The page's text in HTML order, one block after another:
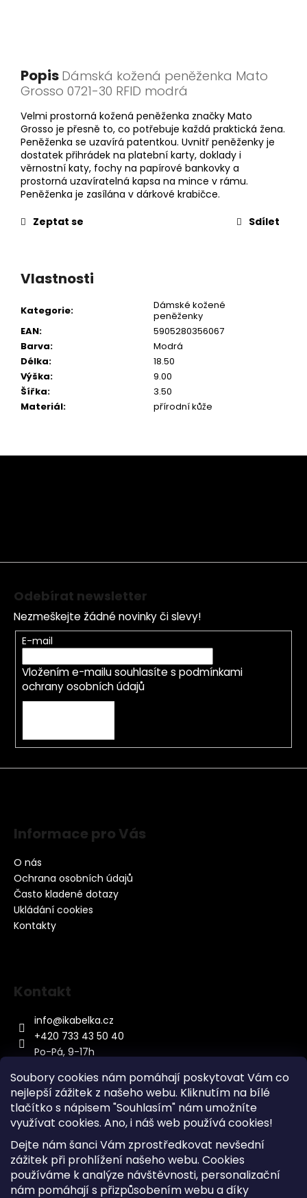
Soubory cookies nám pomáhají poskytovat Vám co
nejlepší zážitek z našeho webu. Kliknutím na bílé
tlačítko s nápisem "Souhlasím" nám umožníte
využívat cookies. Ano, i náš web používá cookies!
Dejte nám šanci Vám zprostředkovat nevšední
zážitek při prohlížení našeho webu. Cookies
používáme k analýze návštěvnosti, personalizační
nám pomáhají s přizpůsobením webu a díky
Popis Dámská kožená peněženka Mato
Grosso 0721-30 RFID modrá
Velmi prostorná kožená peněženka značky Mato
Grosso je přesně to, co potřebuje každá praktická žena.
Peněženka se uzavírá patentkou. Uvnitř peněženky je
dostatek přihrádek na platební karty, doklady i
věrnostní katy, fochy na papírové bankovky a
prostorná uzavíratelná kapsa na mince v rámu.
Peněženka je zasílána v dárkové krabičce.
Zeptat se
Sdílet
Vlastnosti
Kategorie:
Dámské kožené
peněženky
EAN:
5905280356067
Barva:
Modrá
Délka:
18.50
Výška:
9.00
Šířka:
3.50
Materiál: přírodní kůže
Z
Odebírat newsletter
Nezmeškejte žádné novinky či slevy!
E-mail
Vložením e-mailu souhlasíte s podmínkami
ochrany osobních údajů
Informace pro Vás
O nás
Ochrana osobních údajů
Často kladené dotazy
Ukládání cookies
Kontakty
Kontakt
info@ikabelka.cz
+420 733 43 50 40
Po-Pá, 9-17h
Kontakt
Sitemap
Doprava a Platba
Reklamace Zboží